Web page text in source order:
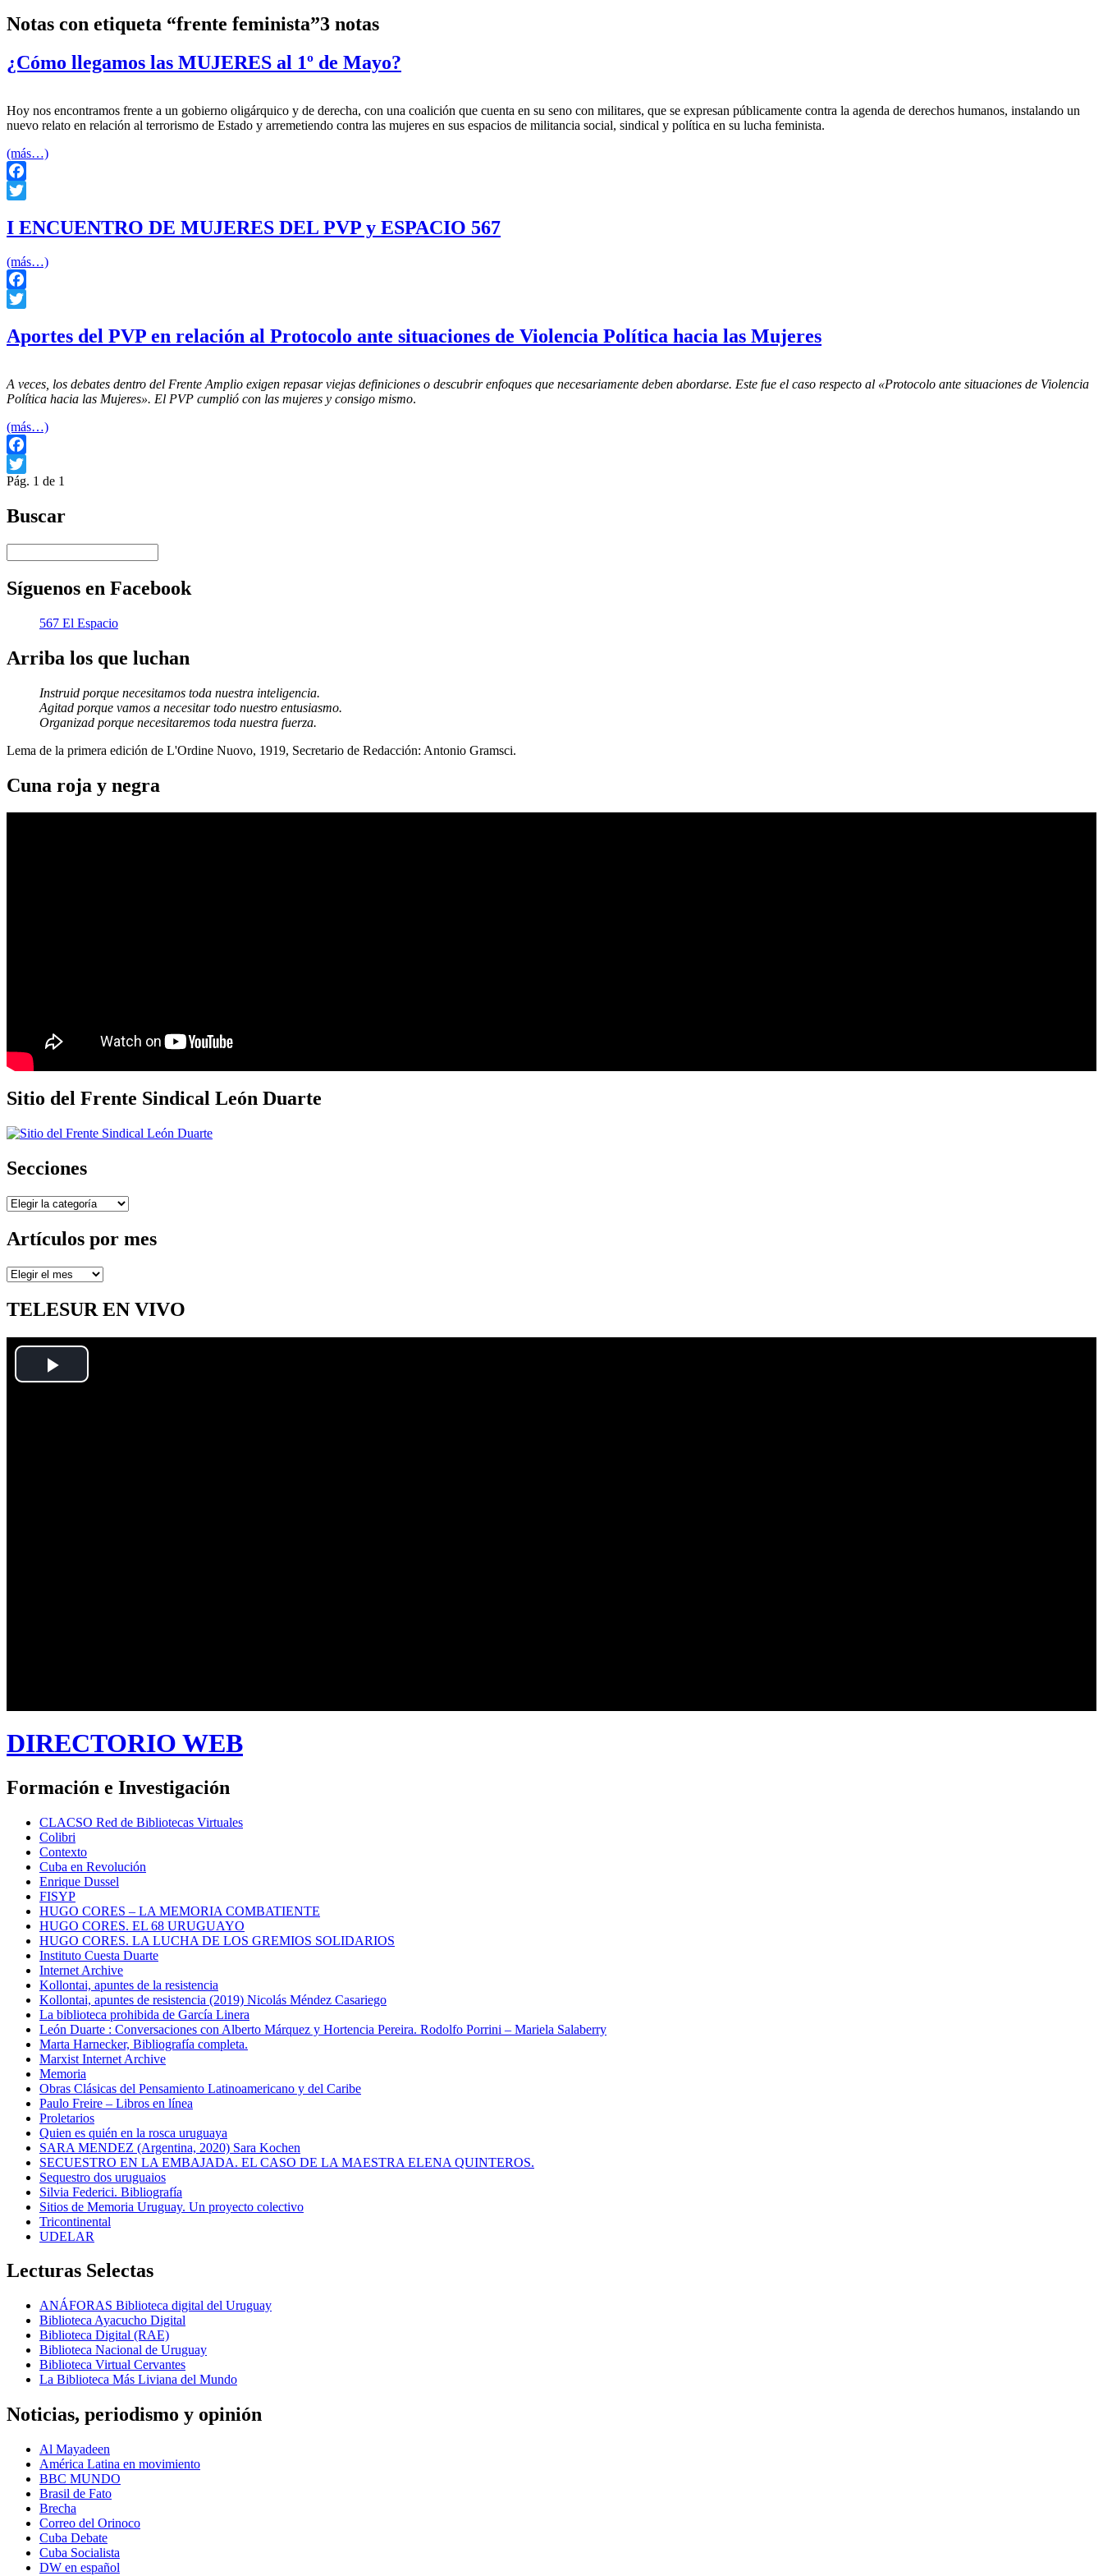
Notas con etiqueta “frente feminista”3 notas
¿Cómo llegamos las MUJERES al 1º de Mayo?
Hoy nos encontramos frente a un gobierno oligárquico y de derecha, con una coalición que cuenta en su seno con militares, que se expresan públicamente contra la agenda de derechos humanos, instalando un
nuevo relato en relación al terrorismo de Estado y arremetiendo contra las mujeres en sus espacios de militancia social, sindical y política en su lucha feminista.
(más…)
Facebook
I ENCUENTRO DE MUJERES DEL PVP y ESPACIO 567
(más…)
Facebook
Aportes del PVP en relación al Protocolo ante situaciones de Violencia Política hacia las Mujeres
A veces, los debates dentro del Frente Amplio exigen repasar viejas definiciones o descubrir enfoques que necesariamente deben abordarse. Este fue el caso respecto al «Protocolo ante situaciones de Violencia
Política hacia las Mujeres». El PVP cumplió con las mujeres y consigo mismo.
(más…)
Facebook
Twitter
Pág. 1 de 1
Buscar
Síguenos en Facebook
567 El Espacio
Arriba los que luchan
Instruid porque necesitamos toda nuestra inteligencia.
Agitad porque vamos a necesitar todo nuestro entusiasmo.
Organizad porque necesitaremos toda nuestra fuerza.
Lema de la primera edición de L'Ordine Nuovo, 1919, Secretario de Redacción: Antonio Gramsci.
Cuna roja y negra
Sitio del Frente Sindical León Duarte
Secciones
Secciones
Artículos por mes
Artículos
mes
TELESUR EN VIVO
DIRECTORIO WEB
Formación e Investigación
CLACSO Red de Bibliotecas Virtuales
Colibri
Contexto
Cuba en Revolución
Enrique Dussel
FISYP
HUGO CORES – LA MEMORIA COMBATIENTE
HUGO CORES. EL 68 URUGUAYO
HUGO CORES. LA LUCHA DE LOS GREMIOS SOLIDARIOS
Instituto Cuesta Duarte
Internet Archive
Kollontai, apuntes de la resistencia
Kollontai, apuntes de resistencia (2019) Nicolás Méndez Casariego
La biblioteca prohibida de García Linera
León Duarte : Conversaciones con Alberto Márquez y Hortencia Pereira. Rodolfo Porrini – Mariela Salaberry
Marta Harnecker, Bibliografía completa.
Marxist Internet Archive
Memoria
Obras Clásicas del Pensamiento Latinoamericano y del Caribe
Paulo Freire – Libros en línea
Proletarios
Quien es quién en la rosca uruguaya
SARA MENDEZ (Argentina, 2020) Sara Kochen
SECUESTRO EN LA EMBAJADA. EL CASO DE LA MAESTRA ELENA QUINTEROS.
Sequestro dos uruguaios
Silvia Federici. Bibliografía
Sitios de Memoria Uruguay. Un proyecto colectivo
Tricontinental
UDELAR
Lecturas Selectas
ANÁFORAS Biblioteca digital del Uruguay
Biblioteca Ayacucho Digital
Biblioteca Digital (RAE)
Biblioteca Nacional de Uruguay
Biblioteca Virtual Cervantes
La Biblioteca Más Liviana del Mundo
Noticias, periodismo y opinión
Al Mayadeen
América Latina en movimiento
BBC MUNDO
Brasil de Fato
Brecha
Correo del Orinoco
Cuba Debate
Cuba Socialista
DW en español